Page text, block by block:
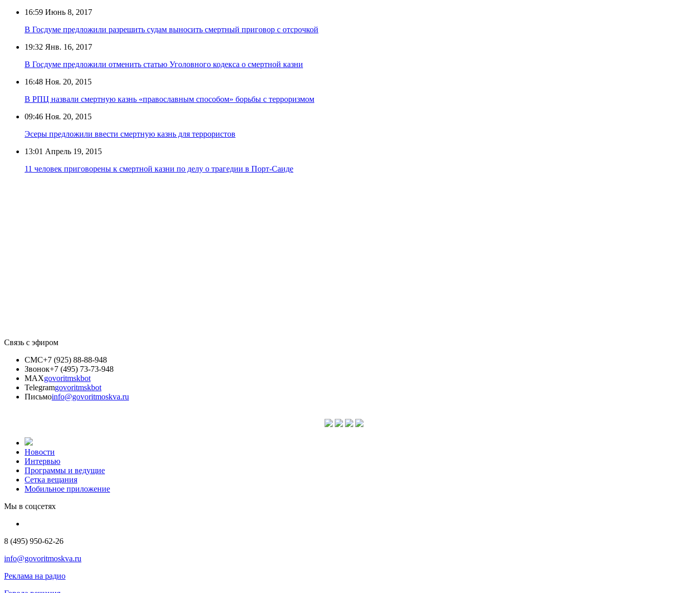
16:59 Июнь 8, 2017
В Госдуме предложили разрешить судам выносить смертный приговор с отсрочкой
19:32 Янв. 16, 2017
В Госдуме предложили отменить статью Уголовного кодекса о смертной казни
16:48 Ноя. 20, 2015
В РПЦ назвали смертную казнь «православным способом» борьбы с терроризмом
09:46 Ноя. 20, 2015
Эсеры предложили ввести смертную казнь для террористов
13:01 Апрель 19, 2015
11 человек приговорены к смертной казни по делу о трагедии в Порт-Саиде
Связь с эфиром
СМС+7 (925) 88-88-948
Звонок+7 (495) 73-73-948
MAXgovoritmskbot
Telegramgovoritmskbot
Письмоinfo@govoritmoskva.ru
Новости
Интервью
Программы и ведущие
Сетка вещания
Мобильное приложение
Мы в соцсетях
8 (495) 950-62-26
info@govoritmoskva.ru
Реклама на радио